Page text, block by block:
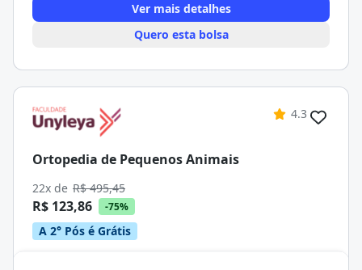
Ver mais detalhes
Quero esta bolsa
4.3
Ortopedia de Pequenos Animais
22x de R$ 495,45
R$ 123,86 -75%
A 2° Pós é Grátis